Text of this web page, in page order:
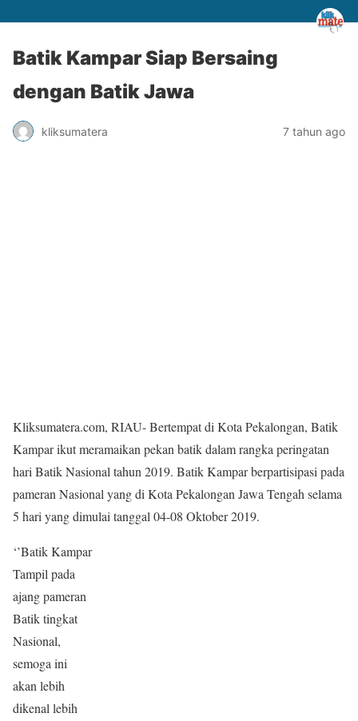
Batik Kampar Siap Bersaing
dengan Batik Jawa
kliksumatera 7 tahun ago
Kliksumatera.com, RIAU- Bertempat di Kota Pekalongan, Batik
Kampar ikut meramaikan pekan batik dalam rangka peringatan
hari Batik Nasional tahun 2019. Batik Kampar berpartisipasi pada
pameran Nasional yang di Kota Pekalongan Jawa Tengah selama
5 hari yang dimulai tanggal 04-08 Oktober 2019.
‘’Batik Kampar
Tampil pada
ajang pameran
Batik tingkat
Nasional,
semoga ini
akan lebih
dikenal lebih